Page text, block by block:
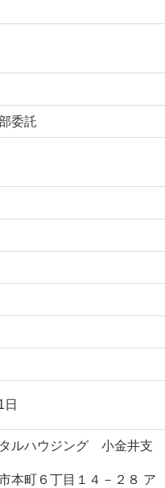
委託
ルハウジング 小金井支
本町６丁目１４－２８ ア